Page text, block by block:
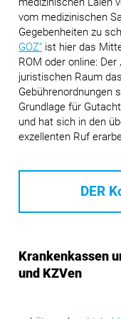
vom medizinischen
Gegebenheiten zu
GOZ“ ist hier das
ROM oder online:
juristischen Raum
Gebührenordnungen
Grundlage für
und hat sich in den
exzellenten Ruf
DER
Krankenkassen
und KZVen